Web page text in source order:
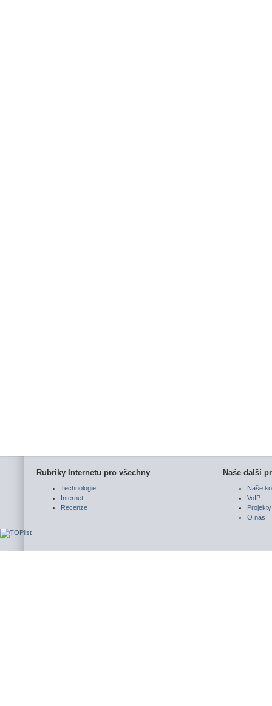
Rubriky Internetu pro všechny
Technologie
Internet
Recenze
Naše další
Naše
VoIP
Projekty
O nás